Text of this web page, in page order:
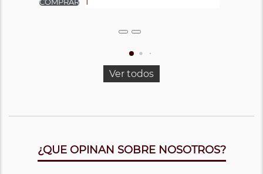
Ver todos
¿QUE OPINAN SOBRE NOSOTROS?